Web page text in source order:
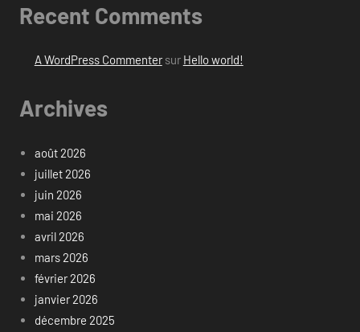
Recent Comments
A WordPress Commentersur Hello world!
Archives
août 2026
juillet 2026
juin 2026
mai 2026
avril 2026
mars 2026
février 2026
janvier 2026
décembre 2025